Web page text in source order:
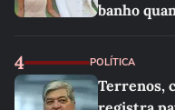
banho
4 POLÍTICA
Terrenos,